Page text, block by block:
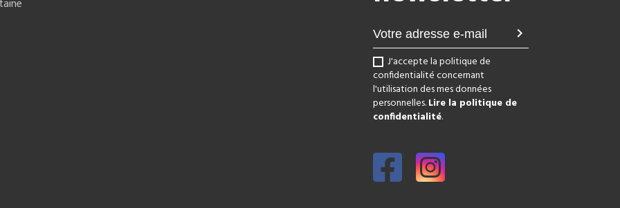
chevron_right
J'accepte la politique de
confidentialité concernant
l'utilisation des mes données
personnelles.Lire la politique de
confidentialité.